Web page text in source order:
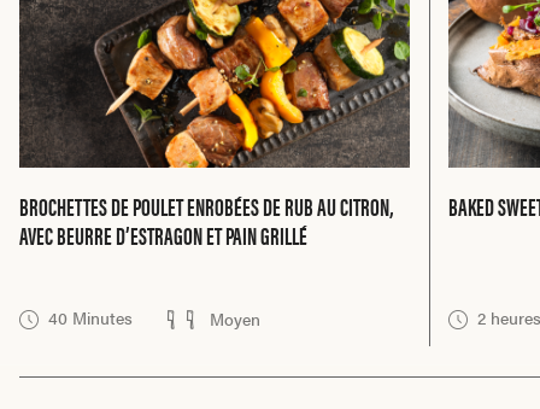
BROCHETTES DE POULET ENROBÉES DE RUB AU CITRON,
AVEC BEURRE D’ESTRAGON ET PAIN GRILLÉ
40 Minutes Moyen
BAKED
2